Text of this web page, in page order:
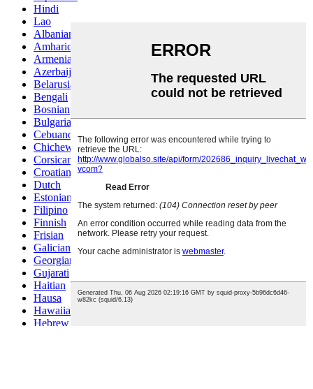
Hindi
Lao
Albanian
Amharic
Armenian
Azerbaijani
Belarusian
Bengali
Bosnian
Bulgarian
Cebuano
Chichewa
Corsican
Croatian
Dutch
Estonian
Filipino
Finnish
Frisian
Galician
Georgian
Gujarati
Haitian
Hausa
Hawaiian
Hebrew